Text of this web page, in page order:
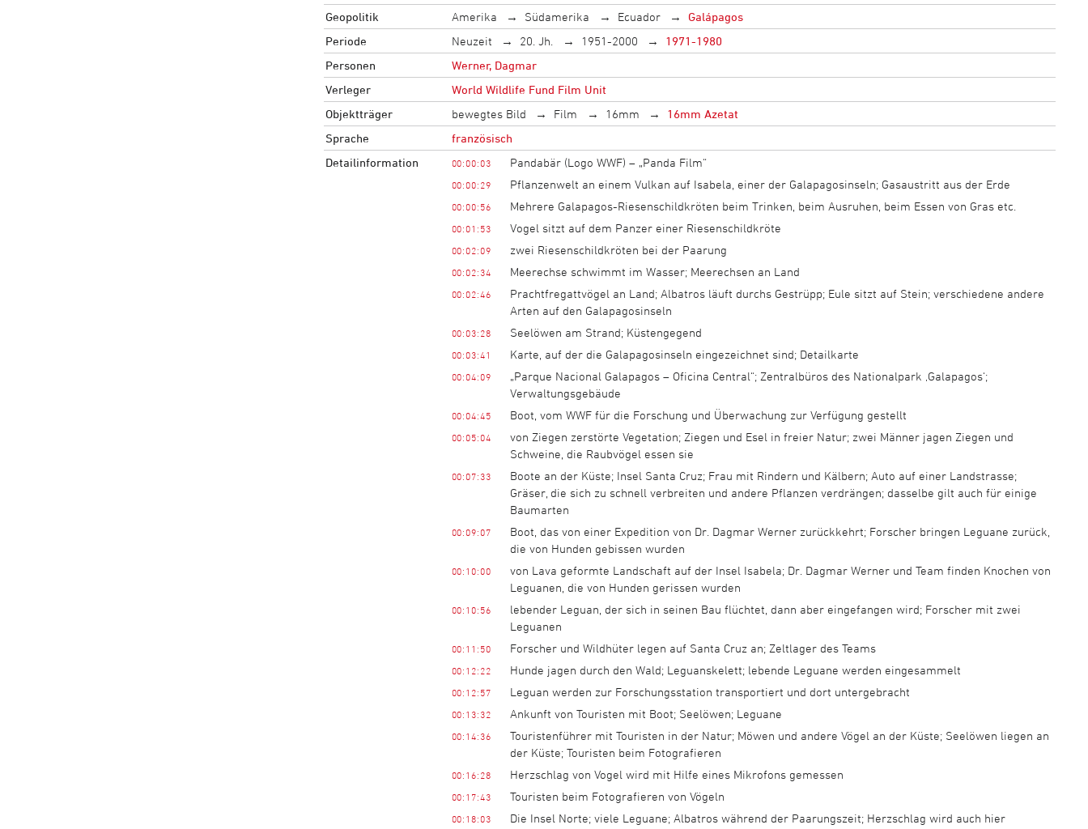
Geopolitik
Amerika Südamerika Ecuador
Galápagos
Periode
Neuzeit 20. Jh. 1951-2000
1971-1980
Personen
Werner, Dagmar
Verleger
World Wildlife Fund Film Unit
Objektträger
bewegtes Bild Film 16mm
16mm Azetat
Sprache
französisch
Detailinformation
00:00:03 Pandabär (Logo WWF) – „Panda Film“
00:00:29 Pflanzenwelt an einem Vulkan auf Isabela, einer der Galapagosinseln; Gasaustritt aus der Erde
00:00:56 Mehrere Galapagos-Riesenschildkröten beim Trinken, beim Ausruhen, beim Essen von Gras etc.
00:01:53 Vogel sitzt auf dem Panzer einer Riesenschildkröte
00:02:09 zwei Riesenschildkröten bei der Paarung
00:02:34 Meerechse schwimmt im Wasser; Meerechsen an Land
00:02:46
Prachtfregattvögel an Land; Albatros läuft durchs Gestrüpp; Eule sitzt auf Stein; verschiedene andere
Arten auf den Galapagosinseln
00:03:28 Seelöwen am Strand; Küstengegend
00:03:41 Karte, auf der die Galapagosinseln eingezeichnet sind; Detailkarte
00:04:09
„Parque Nacional Galapagos – Oficina Central“; Zentralbüros des Nationalpark ‚Galapagos‘;
Verwaltungsgebäude
00:04:45 Boot, vom WWF für die Forschung und Überwachung zur Verfügung gestellt
00:05:04
von Ziegen zerstörte Vegetation; Ziegen und Esel in freier Natur; zwei Männer jagen Ziegen und
Schweine, die Raubvögel essen sie
00:07:33
Boote an der Küste; Insel Santa Cruz; Frau mit Rindern und Kälbern; Auto auf einer Landstrasse;
Gräser, die sich zu schnell verbreiten und andere Pflanzen verdrängen; dasselbe gilt auch für einige
Baumarten
00:09:07
Boot, das von einer Expedition von Dr. Dagmar Werner zurückkehrt; Forscher bringen Leguane zurück,
die von Hunden gebissen wurden
00:10:00
von Lava geformte Landschaft auf der Insel Isabela; Dr. Dagmar Werner und Team finden Knochen von
Leguanen, die von Hunden gerissen wurden
00:10:56
lebender Leguan, der sich in seinen Bau flüchtet, dann aber eingefangen wird; Forscher mit zwei
Leguanen
00:11:50 Forscher und Wildhüter legen auf Santa Cruz an; Zeltlager des Teams
00:12:22 Hunde jagen durch den Wald; Leguanskelett; lebende Leguane werden eingesammelt
00:12:57 Leguan werden zur Forschungsstation transportiert und dort untergebracht
00:13:32 Ankunft von Touristen mit Boot; Seelöwen; Leguane
00:14:36
Touristenführer mit Touristen in der Natur; Möwen und andere Vögel an der Küste; Seelöwen liegen an
der Küste; Touristen beim Fotografieren
00:16:28 Herzschlag von Vogel wird mit Hilfe eines Mikrofons gemessen
00:17:43 Touristen beim Fotografieren von Vögeln
00:18:03
Die Insel Norte; viele Leguane; Albatros während der Paarungszeit; Herzschlag wird auch hier